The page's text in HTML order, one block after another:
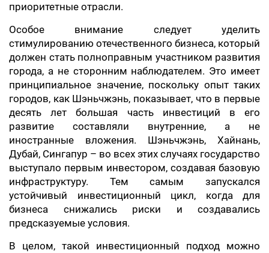
приоритетные отрасли.
Особое внимание следует уделить
стимулированию отечественного бизнеса, который
должен стать полноправным участником развития
города, а не сторонним наблюдателем. Это имеет
принципиальное значение, поскольку опыт таких
городов, как Шэньчжэнь, показывает, что в первые
десять лет большая часть инвестиций в его
развитие составляли внутренние, а не
иностранные вложения. Шэньчжэнь, Хайнань,
Дубай, Сингапур – во всех этих случаях государство
выступало первым инвестором, создавая базовую
инфраструктуру. Тем самым запускался
устойчивый инвестиционный цикл, когда для
бизнеса снижались риски и создавались
предсказуемые условия.
В целом, такой инвестиционный подход можно